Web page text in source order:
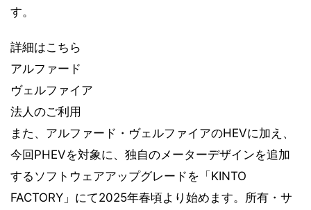
す。
詳細はこちら
アルファード
ヴェルファイア
法人のご利用
また、アルファード・ヴェルファイアのHEVに加え、
今回PHEVを対象に、独自のメーターデザインを追加
するソフトウェアアップグレードを「KINTO
FACTORY」にて2025年春頃より始めます。所有・サ